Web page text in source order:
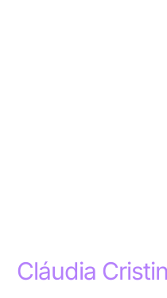
Cláudia